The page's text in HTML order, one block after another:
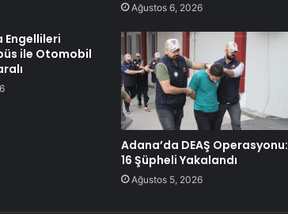
Ağustos 6, 2026
Engellileri
ile Otomobil
Adana’da DEAŞ Operasyonu:
16 Şüpheli Yakalandı
Ağustos 5, 2026